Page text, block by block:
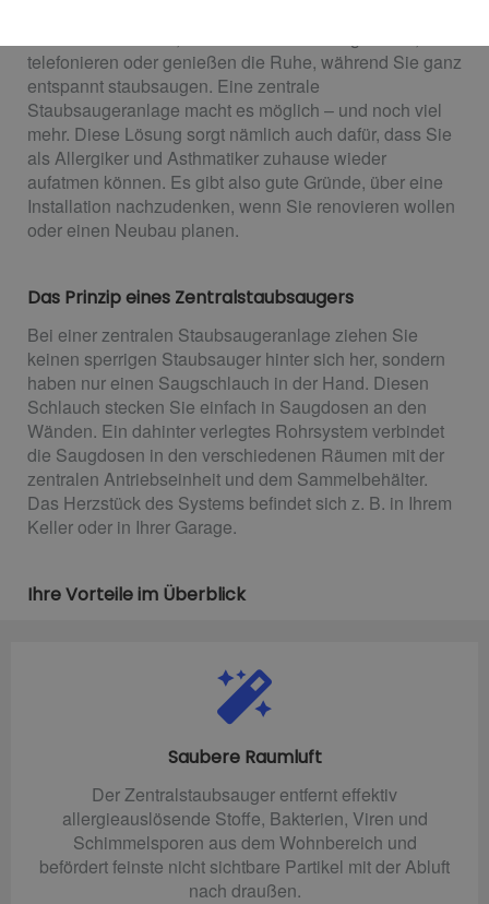
telefonieren oder genießen die Ruhe, während Sie ganz
entspannt staubsaugen. Eine zentrale
Staubsaugeranlage macht es möglich – und noch viel
mehr. Diese Lösung sorgt nämlich auch dafür, dass Sie
als Allergiker und Asthmatiker zuhause wieder
aufatmen können. Es gibt also gute Gründe, über eine
Installation nachzudenken, wenn Sie renovieren wollen
oder einen Neubau planen.
Das Prinzip eines Zentralstaubsaugers
Bei einer zentralen Staubsaugeranlage ziehen Sie
keinen sperrigen Staubsauger hinter sich her, sondern
haben nur einen Saugschlauch in der Hand. Diesen
Schlauch stecken Sie einfach in Saugdosen an den
Wänden. Ein dahinter verlegtes Rohrsystem verbindet
die Saugdosen in den verschiedenen Räumen mit der
zentralen Antriebseinheit und dem Sammelbehälter.
Das Herzstück des Systems befindet sich z. B. in Ihrem
Keller oder in Ihrer Garage.
Ihre Vorteile im Überblick
Saubere Raumluft
Der Zentralstaubsauger entfernt effektiv
allergieauslösende Stoffe, Bakterien, Viren und
Schimmelsporen aus dem Wohnbereich und
befördert feinste nicht sichtbare Partikel mit der Abluft
nach draußen.